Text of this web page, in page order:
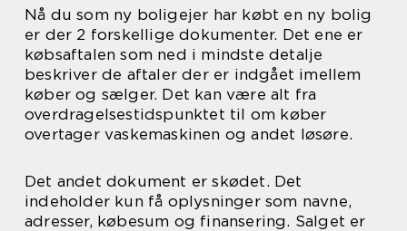
Nå du som ny boligejer har købt en ny bolig
er der 2 forskellige dokumenter. Det ene er
købsaftalen som ned i mindste detalje
beskriver de aftaler der er indgået imellem
køber og sælger. Det kan være alt fra
overdragelsestidspunktet til om køber
overtager vaskemaskinen og andet løsøre.
Det andet dokument er skødet. Det
indeholder kun få oplysninger som navne,
adresser, købesum og finansering. Salget er